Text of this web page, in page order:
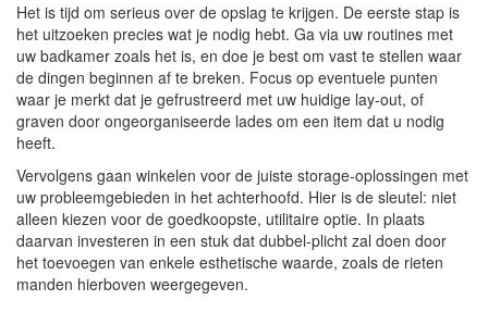
Het is tijd om serieus over de opslag te krijgen. De eerste stap is
het uitzoeken precies wat je nodig hebt. Ga via uw routines met
uw badkamer zoals het is, en doe je best om vast te stellen waar
de dingen beginnen af ​​te breken. Focus op eventuele punten
waar je merkt dat je gefrustreerd met uw huidige lay-out, of
graven door ongeorganiseerde lades om een ​​item dat u nodig
heeft.
Vervolgens gaan winkelen voor de juiste storage-oplossingen met
uw probleemgebieden in het achterhoofd. Hier is de sleutel: niet
alleen kiezen voor de goedkoopste, utilitaire optie. In plaats
daarvan investeren in een stuk dat dubbel-plicht zal doen door
het toevoegen van enkele esthetische waarde, zoals de rieten
manden hierboven weergegeven.